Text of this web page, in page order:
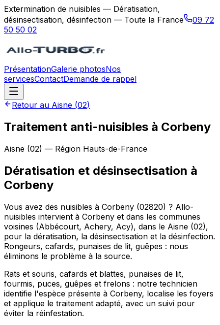
Extermination de nuisibles — Dératisation,
désinsectisation, désinfection — Toute la France
09 72
50 50 02
PrésentationGalerie photosNos
servicesContactDemande de rappel
Retour au Aisne (02)
Traitement anti-nuisibles à Corbeny
Aisne (02) — Région Hauts-de-France
Dératisation et désinsectisation à
Corbeny
Vous avez des nuisibles à Corbeny (02820) ? Allo-
nuisibles intervient à Corbeny et dans les communes
voisines (Abbécourt, Achery, Acy), dans le Aisne (02),
pour la dératisation, la désinsectisation et la désinfection.
Rongeurs, cafards, punaises de lit, guêpes : nous
éliminons le problème à la source.
Rats et souris, cafards et blattes, punaises de lit,
fourmis, puces, guêpes et frelons : notre technicien
identifie l'espèce présente à Corbeny, localise les foyers
et applique le traitement adapté, avec un suivi pour
éviter la réinfestation.